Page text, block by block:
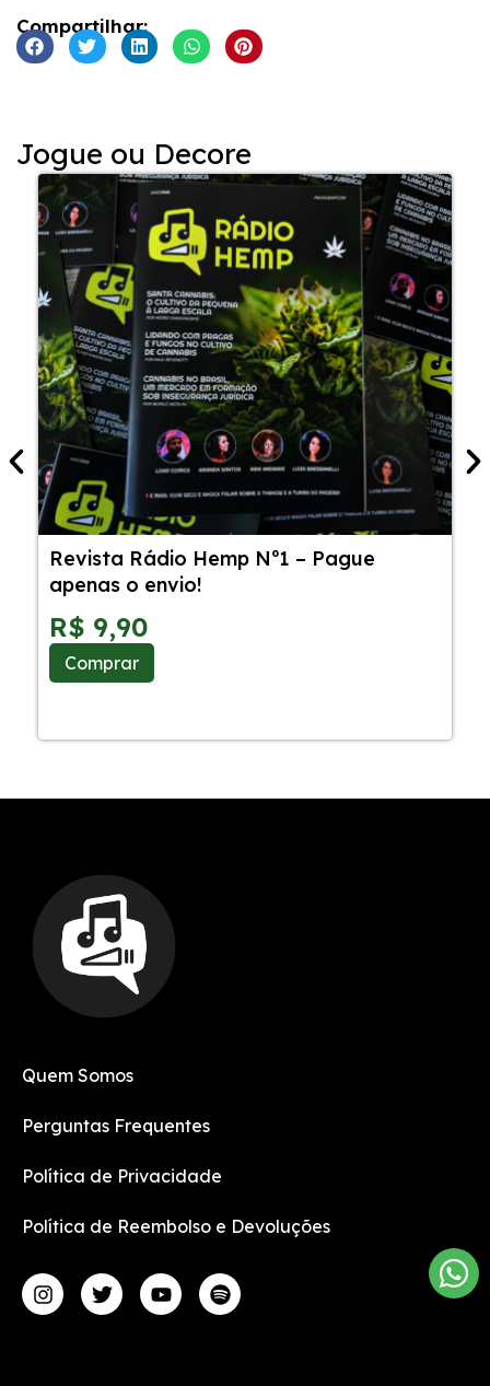
Compartilhar:
Jogue ou Decore
Revista Rádio Hemp Nº1 – Pague
apenas o envio!
R$ 9,90
Comprar
Quem Somos
Perguntas Frequentes
Política de Privacidade
Política de Reembolso e Devoluções